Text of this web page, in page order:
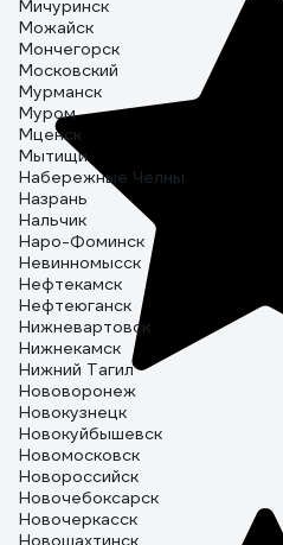
Мичуринск
Можайск
Мончегорск
Московский
Мурманск
Муром
Мценск
Мытищи
Набережные Челны
Назрань
Нальчик
Наро-Фоминск
Невинномысск
Нефтекамск
Нефтеюганск
Нижневартовск
Нижнекамск
Нижний Тагил
Нововоронеж
Новокузнецк
Новокуйбышевск
Новомосковск
Новороссийск
Новочебоксарск
Новочеркасск
Новошахтинск